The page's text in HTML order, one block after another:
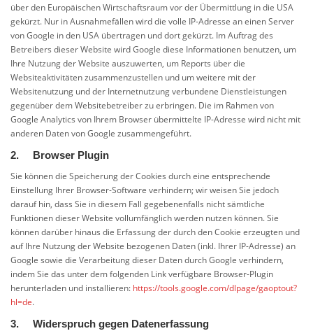
über den Europäischen Wirtschaftsraum vor der Übermittlung in die USA
gekürzt. Nur in Ausnahmefällen wird die volle IP-Adresse an einen Server
von Google in den USA übertragen und dort gekürzt. Im Auftrag des
Betreibers dieser Website wird Google diese Informationen benutzen, um
Ihre Nutzung der Website auszuwerten, um Reports über die
Websiteaktivitäten zusammenzustellen und um weitere mit der
Websitenutzung und der Internetnutzung verbundene Dienstleistungen
gegenüber dem Websitebetreiber zu erbringen. Die im Rahmen von
Google Analytics von Ihrem Browser übermittelte IP-Adresse wird nicht mit
anderen Daten von Google zusammengeführt.
2. Browser Plugin
Sie können die Speicherung der Cookies durch eine entsprechende
Einstellung Ihrer Browser-Software verhindern; wir weisen Sie jedoch
darauf hin, dass Sie in diesem Fall gegebenenfalls nicht sämtliche
Funktionen dieser Website vollumfänglich werden nutzen können. Sie
können darüber hinaus die Erfassung der durch den Cookie erzeugten und
auf Ihre Nutzung der Website bezogenen Daten (inkl. Ihrer IP-Adresse) an
Google sowie die Verarbeitung dieser Daten durch Google verhindern,
indem Sie das unter dem folgenden Link verfügbare Browser-Plugin
herunterladen und installieren: https://tools.google.com/dlpage/gaoptout?
hl=de.
3. Widerspruch gegen Datenerfassung